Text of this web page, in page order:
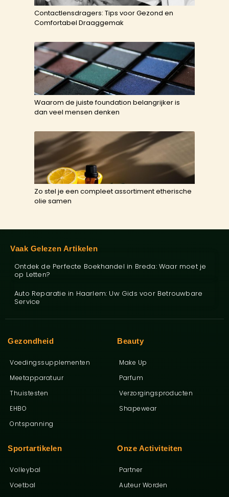
Contactlensdragers: Tips voor Gezond en
Comfortabel Draaggemak
Waarom de juiste foundation belangrijker is
dan veel mensen denken
Zo stel je een compleet assortiment etherische
olie samen
Onze Activiteiten
Partner
Auteur Worden
Sportartikelen
Volleybal
Voetbal
Beauty
Make Up
Parfum
Verzorgingsproducten
Shapewear
Gezondheid
Voedingssupplementen
Meetapparatuur
Thuistesten
EHBO
Ontspanning
Vaak Gelezen Artikelen
Ontdek de Perfecte Boekhandel in Breda: Waar moet je
op Letten?
Auto Reparatie in Haarlem: Uw Gids voor Betrouwbare
Service